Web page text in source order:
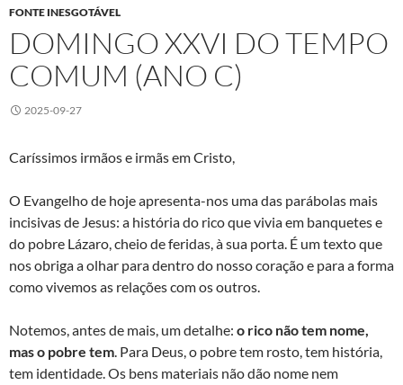
FONTE INESGOTÁVEL
DOMINGO XXVI DO TEMPO
COMUM (ANO C)
2025-09-27
Caríssimos irmãos e irmãs em Cristo,
O Evangelho de hoje apresenta-nos uma das parábolas mais
incisivas de Jesus: a história do rico que vivia em banquetes e
do pobre Lázaro, cheio de feridas, à sua porta. É um texto que
nos obriga a olhar para dentro do nosso coração e para a forma
como vivemos as relações com os outros.
Notemos, antes de mais, um detalhe: o rico não tem nome,
mas o pobre tem. Para Deus, o pobre tem rosto, tem história,
tem identidade. Os bens materiais não dão nome nem